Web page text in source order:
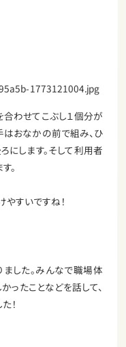
合わせてこぶし１個分が
はおなかの前で組み、ひ
にします。そして利用者
。
すいですね！
した。みんなで職場体
ったことなどを話して、
！